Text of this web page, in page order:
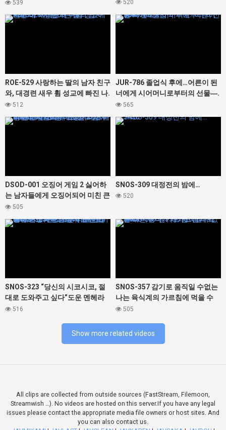
난교 노컷 SP 총 16명 20발 오버의
539 520
427328
ROE-529 사랑하는 딸의 남자 친구
와, 대경련 새우 휨 성교에 빠진 나.
이나모리 마사
512
427366
JUR-786 졸업식 후에…어른이 된
너에게 시어머니로부터의 선물―.
순회
565
427300
DSOD-001 오징어 게임 2 싫어하
는 남자들에게 오징어되어 미친 큰
가슴 그녀. 미조노 와카 유라카나
히라기 모미지
505
427456
SNOS-309 대정전의 밤에…
520
427460
SNOS-323 “당신의 시코시코, 절
대로 도와주고 싶다”도운 멘헤라
미소녀가 나에게 완전 러브 의존!
자위 지원 미타 마스즈
516
427468
SNOS-357 감기로 움직일 수없는
나는 육식계의 가르침에 먹을 수
버린다! ? 가와고에 니코
505
Show more related videos
All clips are collected from outside sources (FastStream, Filemoon,
Streamwish …). No videos are hosted on this server.If you have any legal
issues please contact the appropriate media file owners or host sites. And
you can also contact us.